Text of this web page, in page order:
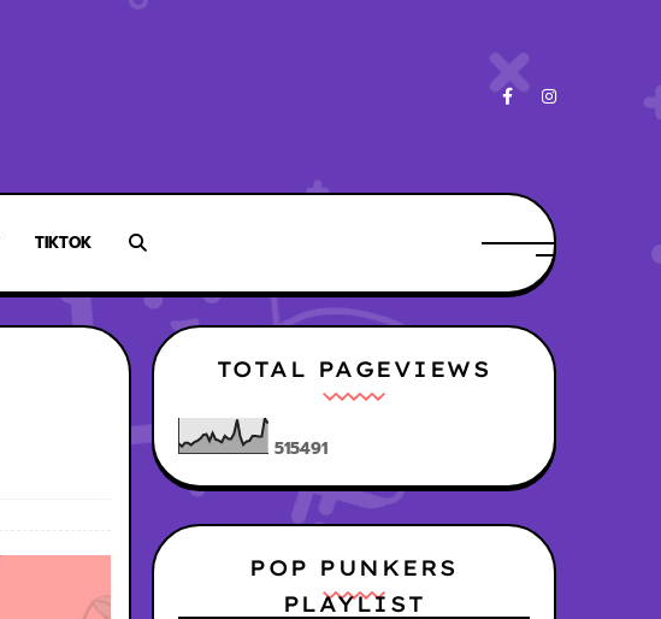
TIKTOK
TOTAL PAGEVIEWS
515491
POP PUNKERS
PLAYLIST